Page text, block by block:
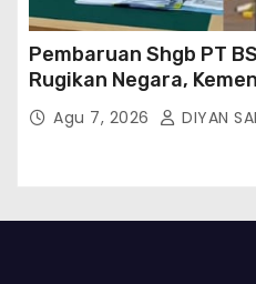
Pembaruan Shgb PT
Rugikan Negara,
Gugat Di PTUN Jakarta
Agu 7, 2026 DIYAN